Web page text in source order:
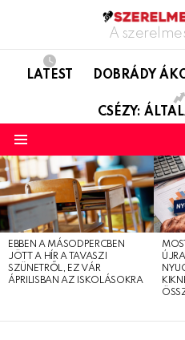
A
LATEST DOBRÁDY
CSÉZY:
LATEST
STORIES
EBBEN A MÁSODPERCBEN
JÖTT A HÍR A TAVASZI
SZÜNETRŐL, EZ VÁR
ÁPRILISBAN AZ ISKOLÁSOKRA